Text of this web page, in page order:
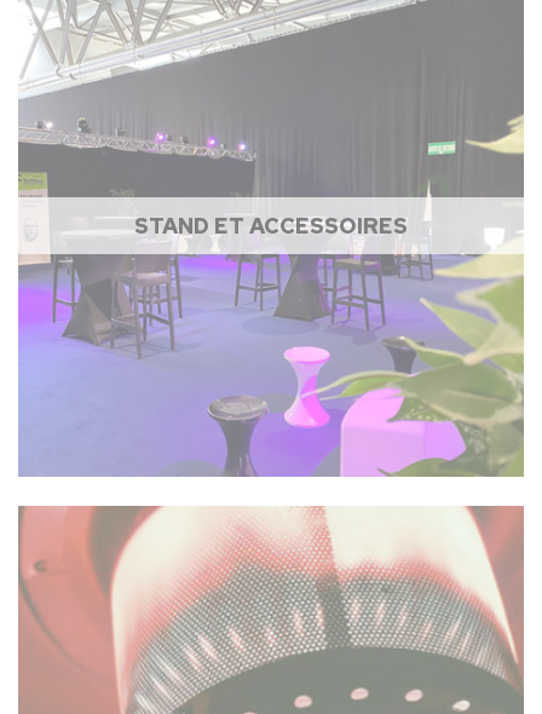
STAND ET ACCESSOIRES